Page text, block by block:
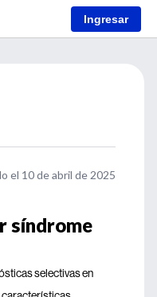
Ingresar
el 10 de abril de 2025
síndrome
selectivas en